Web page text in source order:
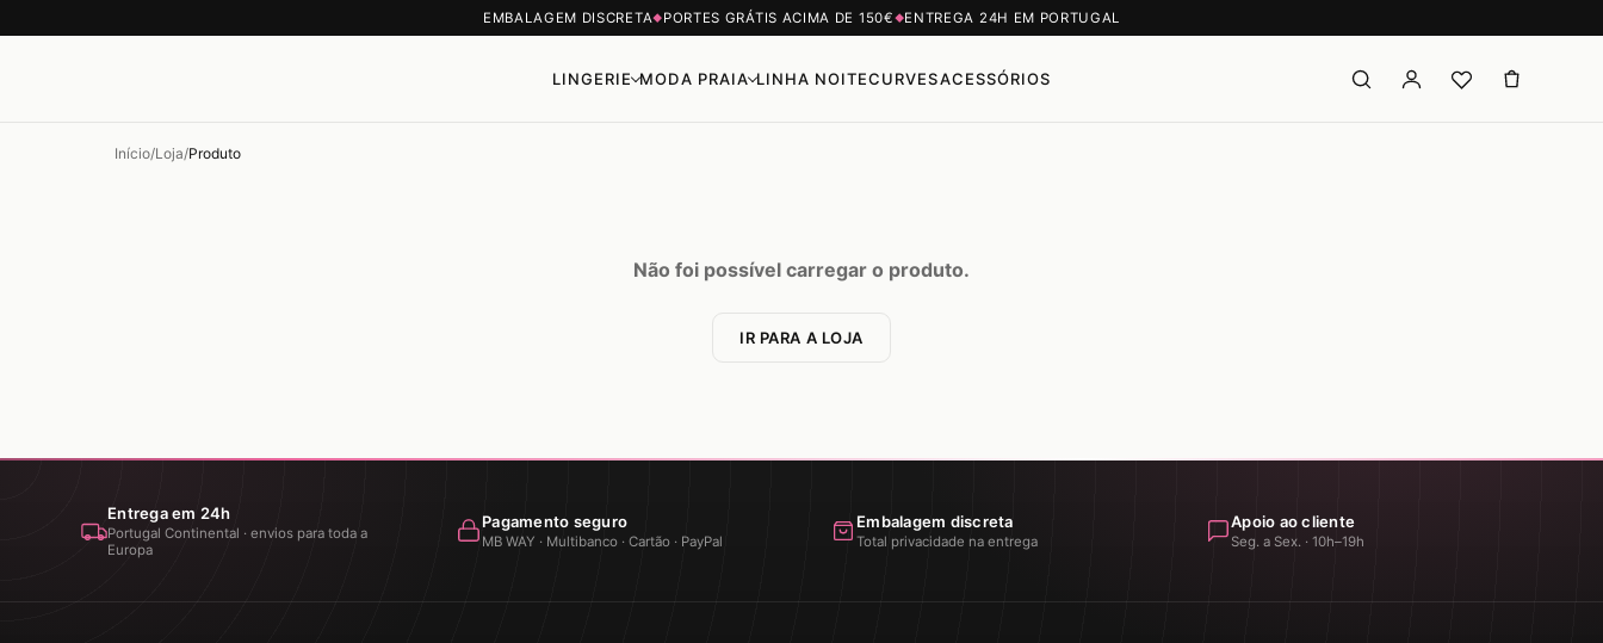
EMBALAGEM DISCRETA◆ PORTES GRÁTIS ACIMA DE 150€ ◆ENTREGA 24H EM PORTUGAL
LINGERIE MODA PRAIA LINHA NOITECURVESACESSÓRIOS
Início/Loja/Produto
Não foi possível carregar o produto.
IR PARA A LOJA
Entrega em 24h
Portugal Continental · envios para toda a
Europa
Pagamento seguro
MB WAY · Multibanco · Cartão · PayPal
Embalagem discreta
Total privacidade na entrega
Apoio ao cliente
Seg. a Sex. · 10h–19h